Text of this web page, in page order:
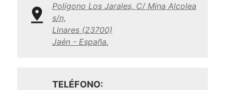
Polígono Los Jarales, C/ Mina Alcolea
s/n,
Linares (23700)
Jaén - España.
TELÉFONO: